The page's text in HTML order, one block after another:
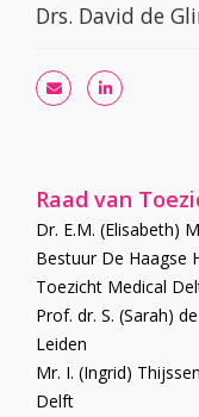
Drs. David de
Raad van
Dr. E.M. (Elisabeth)
Bestuur De Haagse
Toezicht Medical
Prof. dr. S. (Sarah)
Leiden
Mr. I. (Ingrid)
Delft